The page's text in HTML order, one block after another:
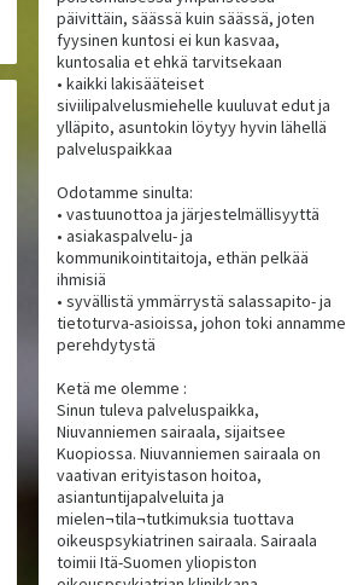
päivittäin, säässä kuin säässä, joten
fyysinen kuntosi ei kun kasvaa,
kuntosalia et ehkä tarvitsekaan
• kaikki lakisääteiset
siviilipalvelusmiehelle kuuluvat edut ja
ylläpito, asuntokin löytyy hyvin lähellä
palveluspaikkaa
Odotamme sinulta:
• vastuunottoa ja järjestelmällisyyttä
• asiakaspalvelu- ja
kommunikointitaitoja, ethän pelkää
ihmisiä
• syvällistä ymmärrystä salassapito- ja
tietoturva-asioissa, johon toki annamme
perehdytystä
Ketä me olemme :
Sinun tuleva palveluspaikka,
Niuvanniemen sairaala, sijaitsee
Kuopiossa. Niuvanniemen sairaala on
vaativan erityistason hoitoa,
asiantuntijapalveluita ja
mielen¬tila¬tutkimuksia tuottava
oikeuspsykiatrinen sairaala. Sairaala
toimii Itä-Suomen yliopiston